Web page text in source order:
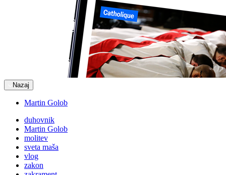
Nazaj
Martin Golob
duhovnik
Martin Golob
molitev
sveta maša
vlog
zakon